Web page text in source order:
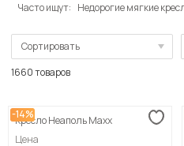
Часто ищут: Недорогие мягкие
Сортировать
По популярности
Сначала дорогие
1660 товаров
-14%
Кресло Неаполь Maxx
Цена